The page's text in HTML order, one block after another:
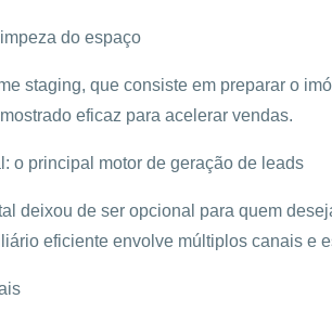
do espaço
staging, que consiste em preparar o
eficaz para acelerar vendas.
o principal motor de geração de leads
deixou de ser opcional para quem
eficiente envolve múltiplos canais e